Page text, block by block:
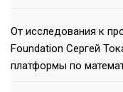
От исследования к
Foundation Сергей
платформы по